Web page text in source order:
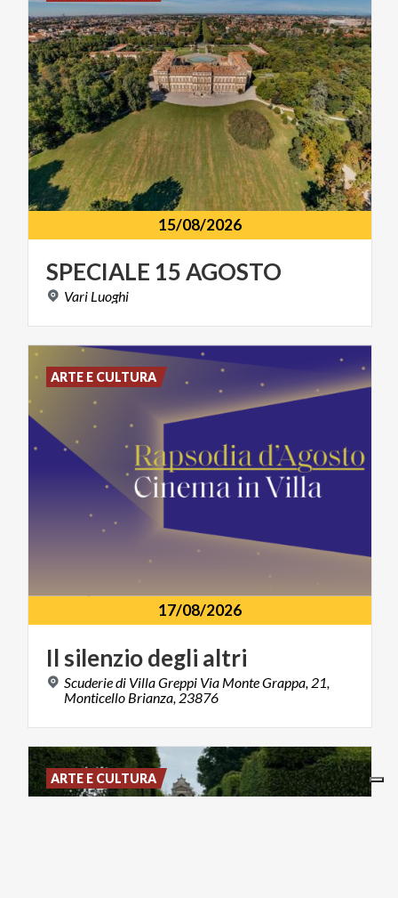
15/08/2026
SPECIALE 15AGOSTO
Vari Luoghi
17/08/2026
Il silenziodegli altri
Scuderie di Villa Greppi Via Monte Grappa, 21,
Monticello Brianza, 23876
ARTE E CULTURA
ARTE E CULTURA